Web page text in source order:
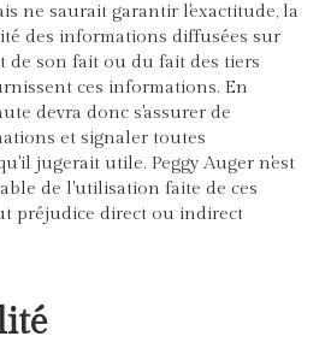
ne saurait garantir l'exactitude, la
des informations diffusées sur
de son fait ou du fait des tiers
ces informations. En
devra donc s'assurer de
et signaler toutes
jugerait utile. Peggy Auger n'est
de l'utilisation faite de ces
préjudice direct ou indirect